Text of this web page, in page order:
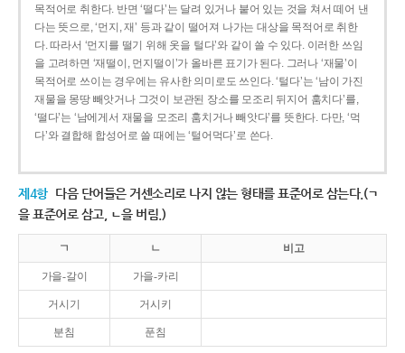
목적어로 취한다. 반면 ‘떨다’는 달려 있거나 붙어 있는 것을 쳐서 떼어 낸
다는 뜻으로, ‘먼지, 재’ 등과 같이 떨어져 나가는 대상을 목적어로 취한
다. 따라서 ‘먼지를 떨기 위해 옷을 털다’와 같이 쓸 수 있다. 이러한 쓰임
을 고려하면 ‘재떨이, 먼지떨이’가 올바른 표기가 된다. 그러나 ‘재물’이
목적어로 쓰이는 경우에는 유사한 의미로도 쓰인다. ‘털다’는 ‘남이 가진
재물을 몽땅 빼앗거나 그것이 보관된 장소를 모조리 뒤지어 훔치다’를,
‘떨다’는 ‘남에게서 재물을 모조리 훔치거나 빼앗다’를 뜻한다. 다만, ‘먹
다’와 결합해 합성어로 쓸 때에는 ‘털어먹다’로 쓴다.
제4항 다음 단어들은 거센소리로 나지 않는 형태를 표준어로 삼는다.(ㄱ
을 표준어로 삼고, ㄴ을 버림.)
ㄱ ㄴ 비고
가을-갈이 가을-카리
거시기 거시키
분침 푼침